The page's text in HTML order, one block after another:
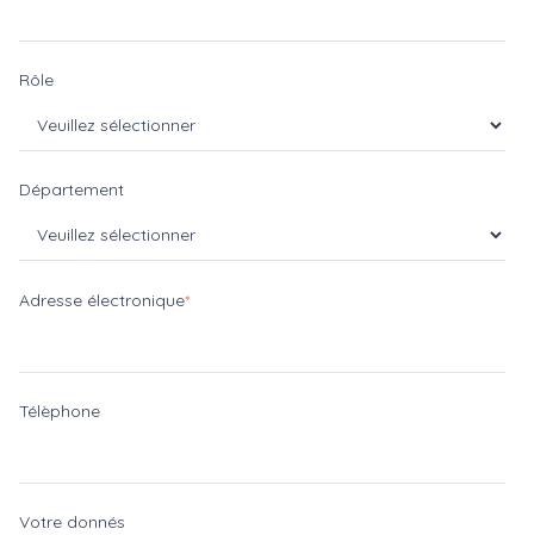
Rôle
Département
Adresse électronique*
Télèphone
Votre donnés